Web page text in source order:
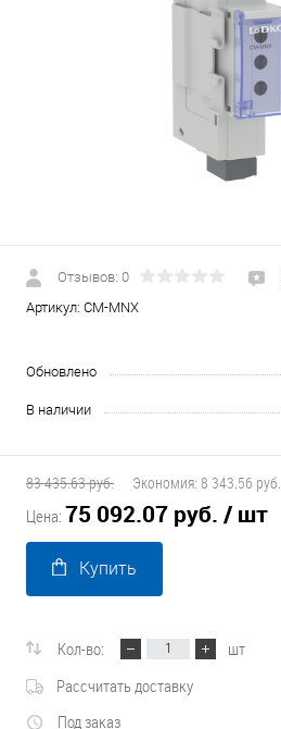
Отзывов: 0
Артикул: CM-MNX
Обновлено
В наличии
83 435.63 руб. Экономия: 8 343.56 руб.
Цена: 75 092.07 руб. / шт
Купить
Кол-во:
шт
Рассчитать доставку
Под заказ